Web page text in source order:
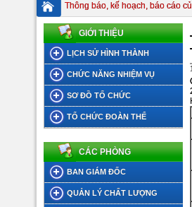
Thông báo, kế hoạch, báo cáo
GIỚI THIỆU
LỊCH SỬ HÌNH THÀNH
CHỨC NĂNG NHIỆM VỤ
SƠ ĐỒ TỔ CHỨC
TỔ CHỨC ĐOÀN THỂ
CÁC PHÒNG
BAN GIÁM ĐỐC
QUẢN LÝ CHẤT LƯỢNG